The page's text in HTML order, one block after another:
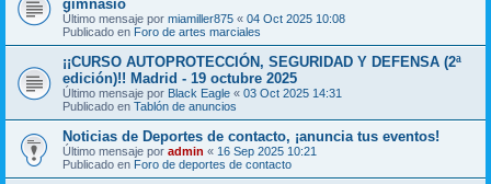
gimnasio
Último mensaje por miamiller875 « 04 Oct 2025 10:08
Publicado en Foro de artes marciales
¡¡CURSO AUTOPROTECCIÓN, SEGURIDAD Y DEFENSA (2ª
edición)!! Madrid - 19 octubre 2025
Último mensaje por Black Eagle « 03 Oct 2025 14:31
Publicado en Tablón de anuncios
Noticias de Deportes de contacto, ¡anuncia tus eventos!
Último mensaje por admin « 16 Sep 2025 10:21
Publicado en Foro de deportes de contacto